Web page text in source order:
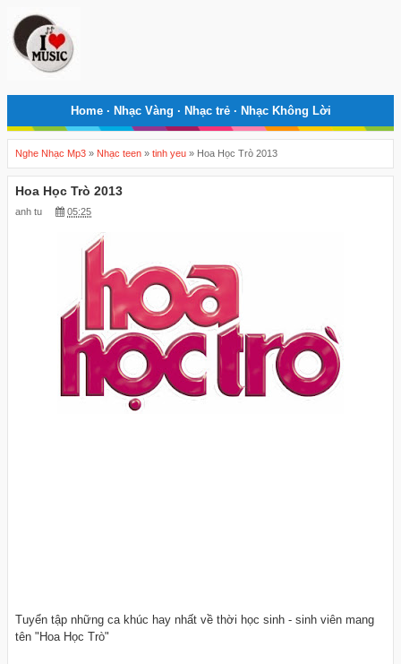
Home· Nhạc Vàng · Nhạc trẻ· Nhạc Không Lời
Nghe Nhạc Mp3 » Nhạc teen » tinh yeu » Hoa Học Trò 2013
Hoa Học Trò 2013
anh tu 05:25
Tuyển tập những ca khúc hay nhất về thời học sinh - sinh viên mang
tên "Hoa Học Trò"